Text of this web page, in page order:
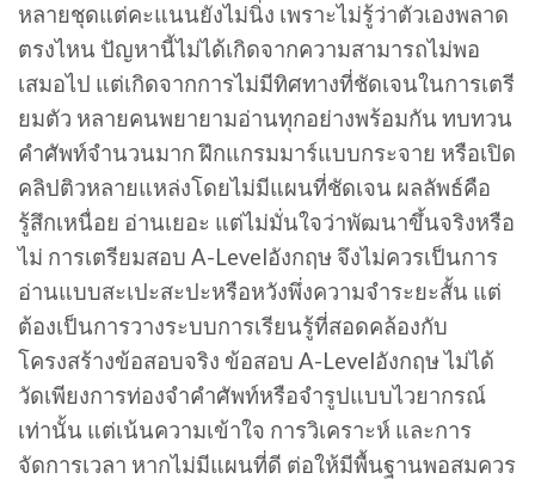
หลายชุดแต่คะแนนยังไม่นิ่ง เพราะไม่รู้ว่าตัวเองพลาด
ตรงไหน ปัญหานี้ไม่ได้เกิดจากความสามารถไม่พอ
เสมอไป แต่เกิดจากการไม่มีทิศทางที่ชัดเจนในการเตรี
ยมตัว หลายคนพยายามอ่านทุกอย่างพร้อมกัน ทบทวน
คำศัพท์จำนวนมาก ฝึกแกรมมาร์แบบกระจาย หรือเปิด
คลิปติวหลายแหล่งโดยไม่มีแผนที่ชัดเจน ผลลัพธ์คือ
รู้สึกเหนื่อย อ่านเยอะ แต่ไม่มั่นใจว่าพัฒนาขึ้นจริงหรือ
ไม่ การเตรียมสอบ A-Levelอังกฤษ จึงไม่ควรเป็นการ
อ่านแบบสะเปะสะปะหรือหวังพึ่งความจำระยะสั้น แต่
ต้องเป็นการวางระบบการเรียนรู้ที่สอดคล้องกับ
โครงสร้างข้อสอบจริง ข้อสอบ A-Levelอังกฤษ ไม่ได้
วัดเพียงการท่องจำคำศัพท์หรือจำรูปแบบไวยากรณ์
เท่านั้น แต่เน้นความเข้าใจ การวิเคราะห์ และการ
จัดการเวลา หากไม่มีแผนที่ดี ต่อให้มีพื้นฐานพอสมควร